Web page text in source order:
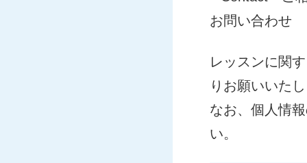
レッスンに関
りお願いいた
なお、個人情
い。